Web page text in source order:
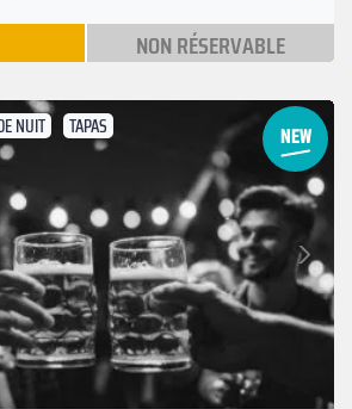
NON RÉSERVABLE
NUIT TAPAS
Suivant